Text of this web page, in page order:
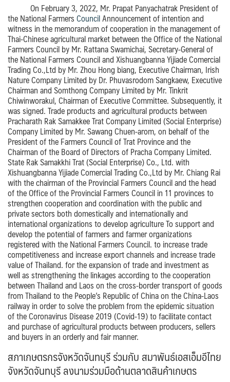
On February 3, 2022, Mr. Prapat PanyachatrakPresident of
the National FarmersCouncilAnnouncement of intention and
witness in the memorandum of cooperation in the management of
Thai-Chinese agricultural market between the Office of the National
Farmers Council by Mr. Rattana Swamichai, Secretary-General of
the National Farmers Council and Xishuangbanna Yijiade Comercial
Trading Co.,Ltd by Mr. Zhou Hong biang, Executive Chairman, Irish
Nature Company Limited by Dr. Phuvasrodom Sangkaew, Executive
Chairman and Somthong Company Limited by Mr. Tinkrit
Chiwinworakul, Chairman of Executive Committee. Subsequently, it
was signed.Trade products and agricultural products between
Pracharath Rak Samakkee Trat Company Limited (Social Enterprise)
Company Limited by Mr. Sawang Chuen-arom, on behalf of the
President of the Farmers Council of Trat Province and the
Chairman of the Board of Directors of Pracha Company Limited.
State Rak Samakkhi Trat (Social Enterprise) Co., Ltd. with
Xishuangbanna Yijiade Comercial Trading Co.,Ltd by Mr.Chiang Rai
with the chairman of the Provincial Farmers Counciland the head
of the Office of the Provincial Farmers Council in 11 provinces to
strengthen cooperation and coordination with the public and
private sectors both domestically and internationallyand
international organizationsto develop agricultureTo support and
develop the potential of farmers and farmer organizations
registered with the National Farmers Council.to increase trade
competitiveness and increase export channels and increase trade
value of Thailand.​for the expansion of trade and investmentas
well as strengthening the linkages according to the cooperation
between Thailand and Laos on the cross-border transport of goods
from Thailand to the People’s Republic of China on the China-Laos
railway in order to solve the problem from the epidemic situation
of the Coronavirus Disease 2019​ (Covid-19​) to facilitate contact
and purchase of agricultural products between producers, sellers
and buyers in an orderly and fair manner.
สภาเกษตรกรจังหวัดจันทบุรี ร่วมกับ สมาพันธ์เอสเอ็มอีไทย
จังหวัดจันทบุรี​ ลงนามร่วมมือด้านตลาดสินค้าเกษตร